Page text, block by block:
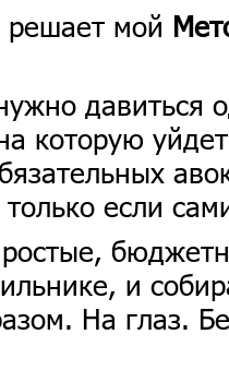
решает мой
давиться
которую
если
и
На глаз.